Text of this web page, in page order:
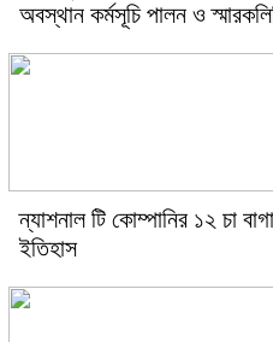
অবস্থান কর্মসূচি পালন ও
ন্যাশনাল টি কোম্পানির ১২ চা
ইতিহাস